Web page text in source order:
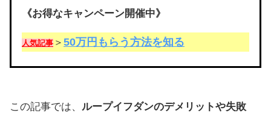
《お得なキャンペーン開催中》
人気記事 ＞ 50万円もらう方法を知る
この記事では、 ループイフダンのデメリットや失敗